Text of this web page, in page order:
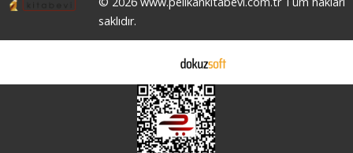
saklıdır.